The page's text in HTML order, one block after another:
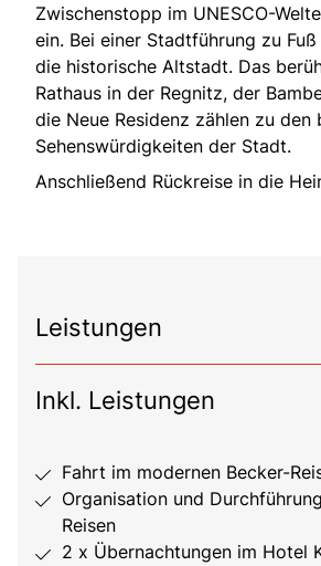
Zwischenstopp im UNESCO-
ein. Bei einer Stadtführung zu
die historische Altstadt. Das
Rathaus in der Regnitz, der
die Neue Residenz zählen zu den
Sehenswürdigkeiten der Stadt.
Anschließend Rückreise in die
Leistungen
Inkl. Leistungen
Fahrt im modernen Becker-
Organisation und
Reisen
2 x Übernachtungen im Hotel